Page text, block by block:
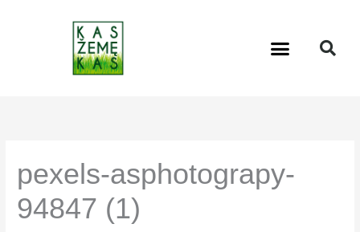
Menu
pexels-asphotograpy-
94847 (1)